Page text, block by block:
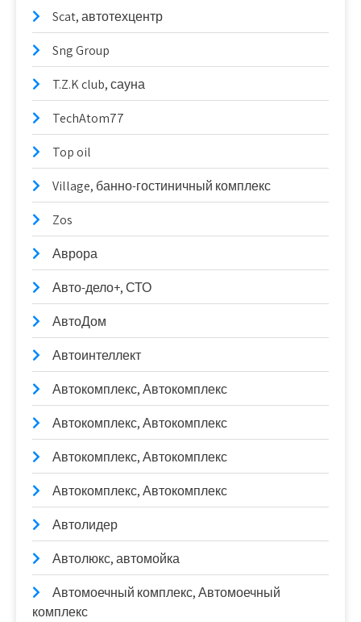
Scat, автотехцентр
Sng Group
T.Z.K club, сауна
TechAtom77
Top oil
Village, банно-гостиничный комплекс
Zos
Аврора
Авто-дело+, СТО
АвтоДом
Автоинтеллект
Автокомплекс, Автокомплекс
Автокомплекс, Автокомплекс
Автокомплекс, Автокомплекс
Автокомплекс, Автокомплекс
Автолидер
Автолюкс, автомойка
Автомоечный комплекс, Автомоечный
комплекс